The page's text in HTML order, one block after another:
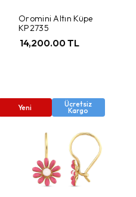
Oromini Altın Küpe
KP2735
14,200.00 TL
Yeni Ücretsiz
Kargo